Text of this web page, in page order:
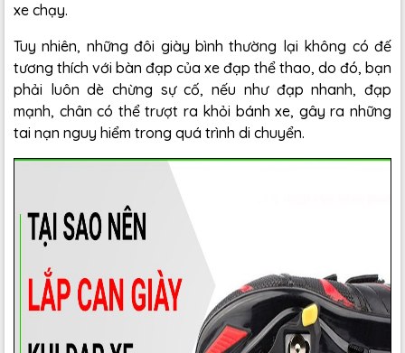
xe chạy.
Tuy nhiên, những đôi giày bình thường lại không có đế
tương thích với bàn đạp của xe đạp thể thao, do đó, bạn
phải luôn dè chừng sự cố, nếu như đạp nhanh, đạp
mạnh, chân có thể trượt ra khỏi bánh xe, gây ra những
tai nạn nguy hiểm trong quá trình di chuyển.